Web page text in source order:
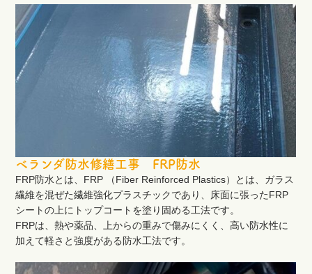
ベランダ防水修繕工事 FRP防水
FRP防水とは、FRP （Fiber Reinforced Plastics）とは、ガラス
繊維を混ぜた繊維強化プラスチックであり、床面に張ったFRP
シートの上にトップコートを塗り固める工法です。
FRPは、熱や薬品、上からの重みで傷みにくく、高い防水性に
加えて軽さと強度がある防水工法です。